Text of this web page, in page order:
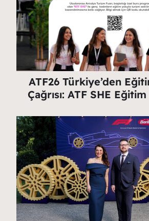
ATF26 Türkiye’den
Çağrısı: ATF SHE